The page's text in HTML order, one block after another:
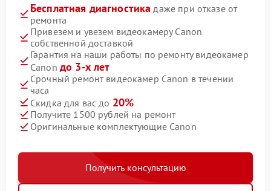
Бесплатная диагностика даже при отказе от
ремонта
Привезем и увезем видеокамеру Canon
собственной доставкой
Гарантия на наши работы по ремонту видеокамер
Canon до 3-х лет
Срочный ремонт видеокамер Canon в течении
часа
Скидка для вас до 20%
Получите 1500 рублей на ремонт
Оригинальные комплектующие Canon
Получить консультацию